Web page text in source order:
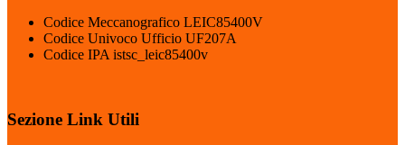
Codice Meccanografico LEIC85400V
Codice Univoco Ufficio UF207A
Codice IPA istsc_leic85400v
Sezione Link Utili